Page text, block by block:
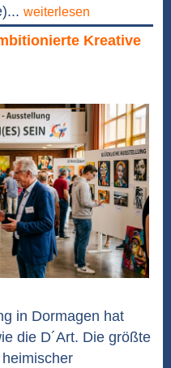
weiterlesen
Kreative
in Dormagen hat
die D´Art. Die größte